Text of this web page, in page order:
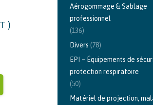
)
Aérogommage & Sablage
professionnel
(136)
Divers (78)
EPI – Équipements de
protection respiratoire
(50)
Matériel de projection,